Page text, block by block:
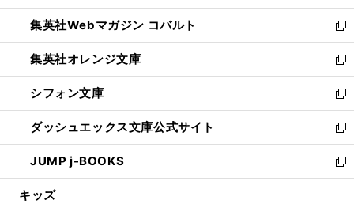
開
く
ウ
で
開
く
ン
ド
ウ
で
開
く
ウ
ィ
ン
ド
ウ
で
開
く
集英社Webマガジン コバルト
新
し
い
ウ
ィ
ン
ド
ウ
で
開
集英社オレンジ文庫
新
し
い
ウ
ィ
ン
ド
ウ
シフォン文庫
新
し
い
ウ
ィ
ン
ダッシュエックス文庫公式サイト
新
し
い
ウ
JUMP j-BOOKS
新
し
キッズ